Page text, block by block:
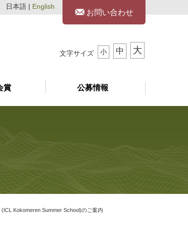
お問い合わせ
日本語 | English
文字サイズ 小 中 大
賞 公募情報
Kokomeren Summer School)のご案内